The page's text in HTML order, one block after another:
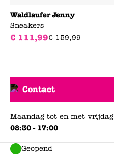
Waldlaufer Jenny
Sneakers
€ 111,99€ 159,99
Contact
Maandag tot en met vrijdag
08:30 - 17:00
Geopend